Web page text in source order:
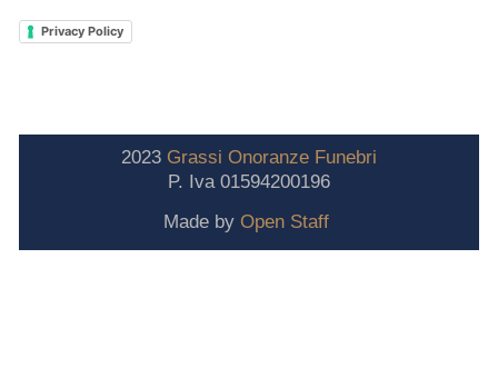
Privacy Policy
2023 Grassi Onoranze Funebri
P. Iva 01594200196
Made by Open Staff